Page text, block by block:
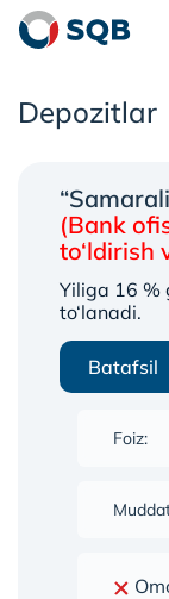
Depozitlar
(Bank
to‘ldirish
Yiliga 16 %
to‘lanadi.
Batafsil
Foiz: